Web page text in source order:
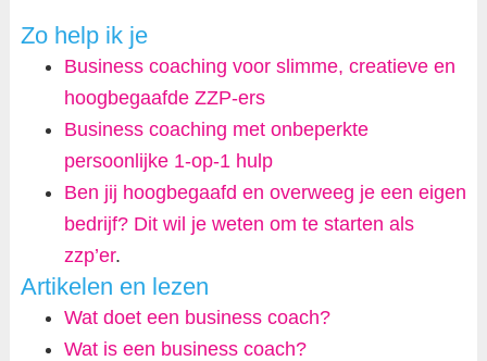
Zo help ik je
Business coaching voor slimme, creatieve en
hoogbegaafde ZZP-ers
Business coaching met onbeperkte
persoonlijke 1-op-1 hulp
Ben jij hoogbegaafd en overweeg je een eigen
bedrijf? Dit wil je weten om te starten als
zzp’er.
Artikelen en lezen
Wat doet een business coach?
Wat is een business coach?